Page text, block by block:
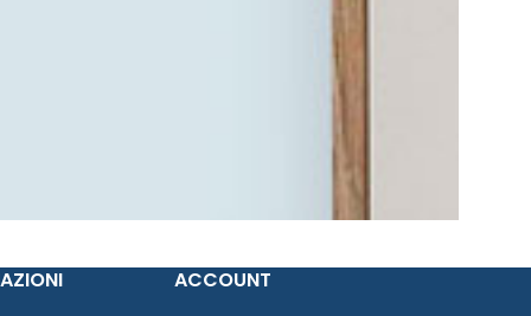
ACCOUNT